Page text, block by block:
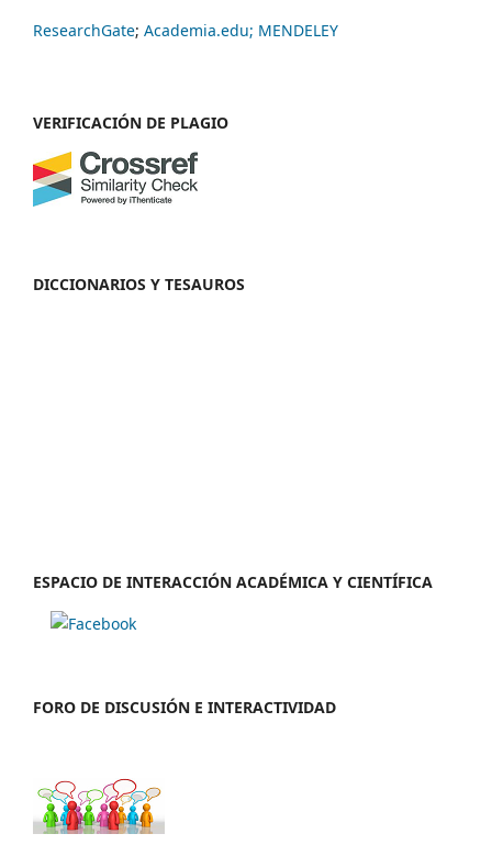
ResearchGate; Academia.edu; MENDELEY
VERIFICACIÓN DE PLAGIO
DICCIONARIOS Y TESAUROS
ESPACIO DE INTERACCIÓN ACADÉMICA Y CIENTÍFICA
FORO DE DISCUSIÓN E INTERACTIVIDAD